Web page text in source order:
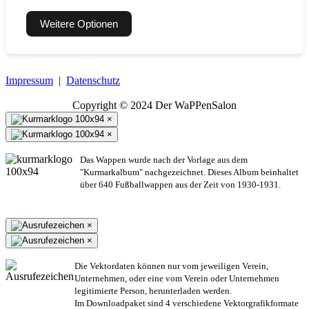
Weitere Optionen
Impressum | Datenschutz
Copyright © 2024 Der WaPPenSalon
×
×
Das Wappen wurde nach der Vorlage aus dem
"Kurmarkalbum" nachgezeichnet. Dieses Album beinhaltet
über 640 Fußballwappen aus der Zeit von 1930-1931.
×
×
Die Vektordaten können nur vom jeweiligen Verein,
Unternehmen, oder eine vom Verein oder Unternehmen
legitimierte Person, herunterladen werden.
Im Downloadpaket sind 4 verschiedene Vektorgrafikformate